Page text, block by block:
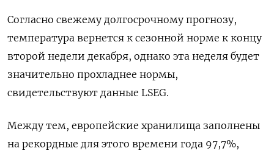
Согласно свежему долгосрочному прогнозу,
температура вернется к сезонной норме к концу
второй недели декабря, однако эта неделя будет
значительно прохладнее нормы,
свидетельствуют данные LSEG.
Между тем, европейские хранилища заполнены
на рекордные для этого времени года 97,7%,